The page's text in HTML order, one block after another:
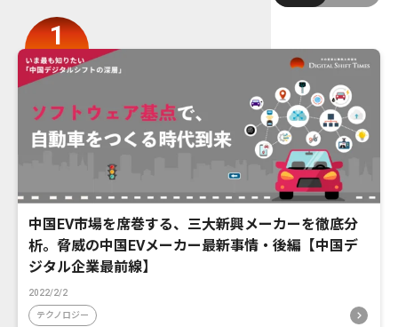
中国EV市場を席巻する、三大新興メーカーを徹底分
析。脅威の中国EVメーカー最新事情・後編【中国デ
ジタル企業最前線】
2022/2/2
テクノロジー